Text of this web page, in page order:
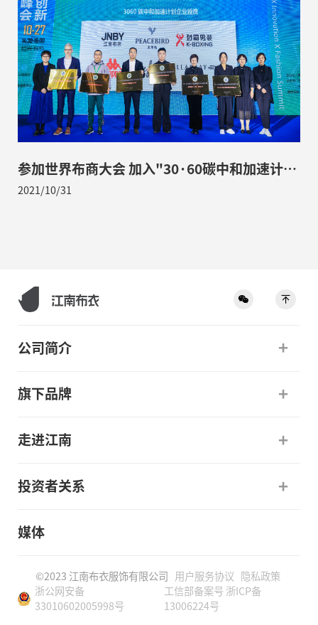
参加世界布商大会 加入"30·60碳中和加速计
划"
2021/10/31
公司简介
旗下品牌
走进江南
投资者关系
媒体
©2023 江南布衣服饰有限公司 用户服务协议
隐私政策
浙公网安备
33010602005998号
工信部备案号 浙ICP备
13006224号